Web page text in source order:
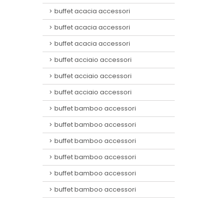
buffet acacia accessori
buffet acacia accessori
buffet acacia accessori
buffet acciaio accessori
buffet acciaio accessori
buffet acciaio accessori
buffet bamboo accessori
buffet bamboo accessori
buffet bamboo accessori
buffet bamboo accessori
buffet bamboo accessori
buffet bamboo accessori